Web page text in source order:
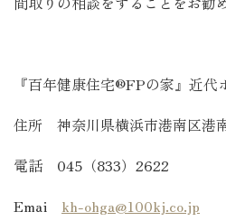
『百年健康住宅®FPの家』近代
住所 神奈川県横浜市港南区港
電話 045（833）2622
Emai kh-ohga@100kj.co.jp